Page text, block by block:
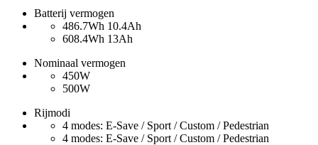
Batterij vermogen
486.7Wh 10.4Ah
608.4Wh 13Ah
Nominaal vermogen
450W
500W
Rijmodi
4 modes: E-Save / Sport / Custom / Pedestrian
4 modes: E-Save / Sport / Custom / Pedestrian